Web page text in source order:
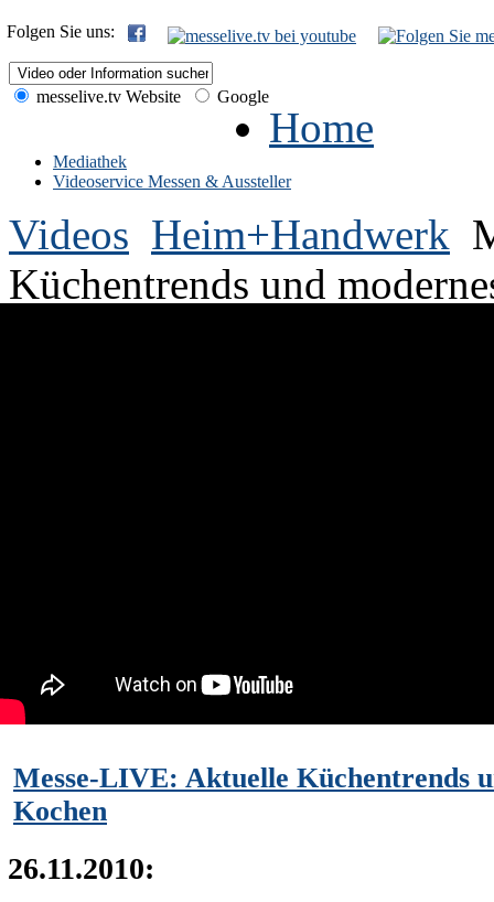
Folgen Sie uns:
messelive.tv Website Google
Home
Mediathek
Videoservice Messen & Aussteller
Videos Heim+Handwerk
Küchentrends und
Messe-LIVE: Aktuelle Küchentrends
Kochen
26.11.2010: